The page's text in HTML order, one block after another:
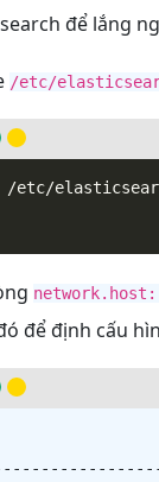
để lắng
/etc/
để định cấu